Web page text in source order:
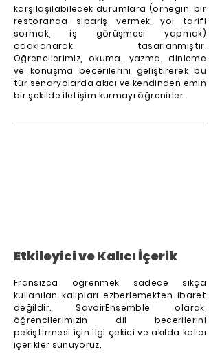
karşılaşılabilecek durumlara (örneğin, bir
restoranda sipariş vermek, yol tarifi
sormak, iş görüşmesi yapmak)
odaklanarak tasarlanmıştır.
Öğrencilerimiz, okuma, yazma, dinleme
ve konuşma becerilerini geliştirerek bu
tür senaryolarda akıcı ve kendinden emin
bir şekilde iletişim kurmayı öğrenirler.
Etkileyici ve Kalıcı İçerik
Fransızca öğrenmek sadece sıkça
kullanılan kalıpları ezberlemekten ibaret
değildir. SavoirEnsemble olarak,
öğrencilerimizin dil becerilerini
pekiştirmesi için ilgi çekici ve akılda kalıcı
içerikler sunuyoruz.